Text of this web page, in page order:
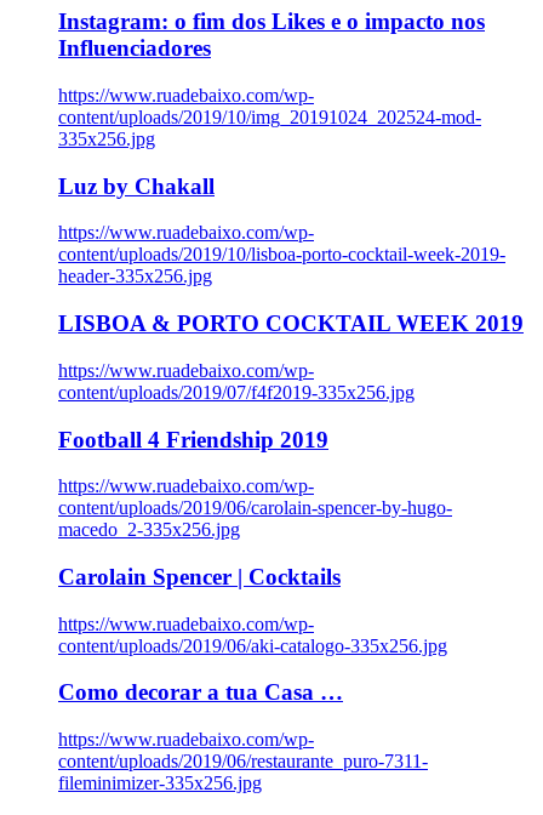
Instagram: o fim dos Likes e o impacto nos
Influenciadores
https://www.ruadebaixo.com/wp-
content/uploads/2019/10/img_20191024_202524-mod-
335x256.jpg
Luz by Chakall
https://www.ruadebaixo.com/wp-
content/uploads/2019/10/lisboa-porto-cocktail-week-2019-
header-335x256.jpg
LISBOA & PORTO COCKTAIL WEEK 2019
https://www.ruadebaixo.com/wp-
content/uploads/2019/07/f4f2019-335x256.jpg
Football 4 Friendship 2019
https://www.ruadebaixo.com/wp-
content/uploads/2019/06/carolain-spencer-by-hugo-
macedo_2-335x256.jpg
Carolain Spencer | Cocktails
https://www.ruadebaixo.com/wp-
content/uploads/2019/06/aki-catalogo-335x256.jpg
Como decorar a tua Casa …
https://www.ruadebaixo.com/wp-
content/uploads/2019/06/restaurante_puro-7311-
fileminimizer-335x256.jpg